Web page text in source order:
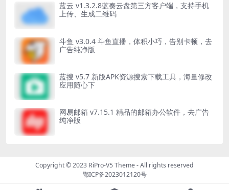
蓝云 v1.3.2.8蓝奏云盘第三方客户端，支持手机
上传、生成二维码
斗鱼 v3.0.4 斗鱼直播，体积小巧，告别卡顿，去
广告纯净版
蓝搜 v5.7 新版APK资源搜索下载工具，海量修改
应用随心下
网易邮箱 v7.15.1 精品的邮箱办公软件，去广告
纯净版
Copyright © 2023 RiPro-V5 Theme- All rights reserved
鄂ICP备2023012120号